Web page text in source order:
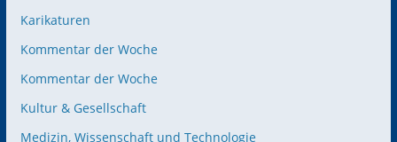
Karikaturen
Kommentar der Woche
Kommentar der Woche
Kultur & Gesellschaft
Medizin, Wissenschaft und Technologie